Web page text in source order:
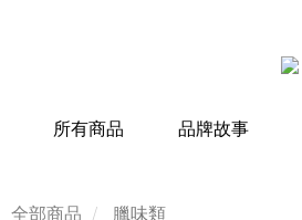
所有商品 品牌故事
全部商品 臘味類